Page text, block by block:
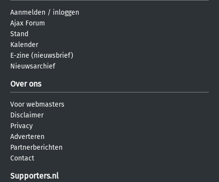
Aanmelden / inloggen
Ajax Forum
Stand
Kalender
E-zine (nieuwsbrief)
Nieuwsarchief
Over ons
Voor webmasters
Disclaimer
Privacy
Adverteren
Partnerberichten
Contact
Supporters.nl